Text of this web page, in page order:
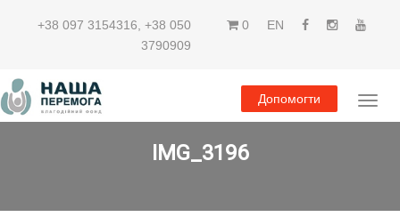
+38 097 3154316 +38 050
3790909
0 EN
Допомогти
IMG_3196